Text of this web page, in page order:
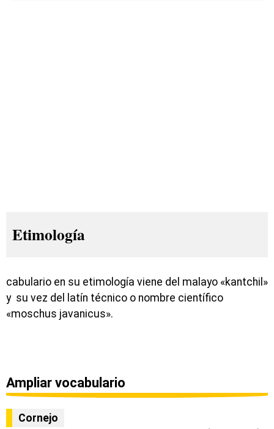
Etimología
cabulario en su etimología viene del malayo «kantchil»
y su vez del latín técnico o nombre científico
«moschus javanicus».
Ampliar vocabulario
Cornejo